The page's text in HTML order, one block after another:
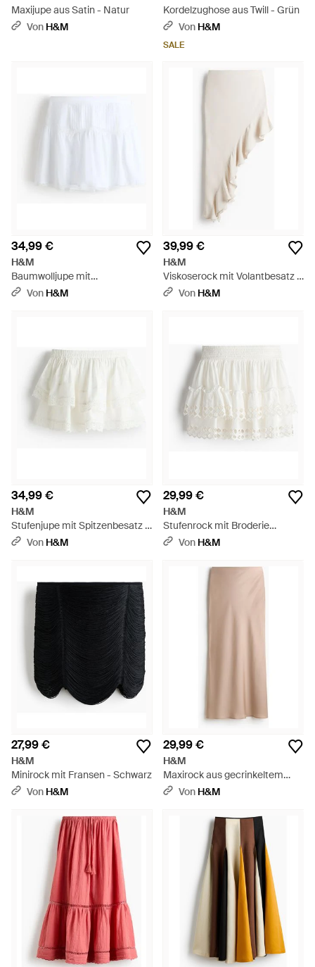
Maxijupe aus Satin - Natur
Von H&M
Kordelzughose aus Twill - Grün
Von H&M
SALE
34,99 €
H&M
Baumwolljupe mit
Spitzenborten - Weiß
Von H&M
39,99 €
H&M
Viskoserock mit Volantbesatz -
WeißVon H&M
34,99 €
H&M
Stufenjupe mit Spitzenbesatz -
WeißVon H&M
29,99 €
H&M
Stufenrock mit Broderie
Anglaise - Weiß
Von H&M
27,99 €
H&M
Minirock mit Fransen - Schwarz
Von H&M
29,99 €
H&M
Maxirock aus gecrinkeltem
Satin - Natur
Von H&M